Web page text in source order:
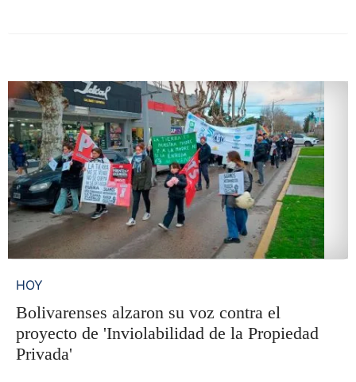
HOY
Bolivarenses alzaron su voz contra el
proyecto de 'Inviolabilidad de la Propiedad
Privada'